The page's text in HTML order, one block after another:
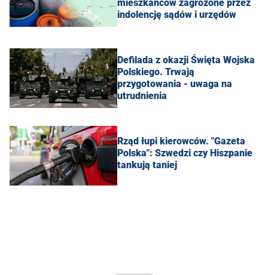
mieszkańców zagrożone przez
indolencję sądów i urzędów
Defilada z okazji Święta Wojska
Polskiego. Trwają
przygotowania - uwaga na
utrudnienia
Rząd łupi kierowców. "Gazeta
Polska": Szwedzi czy Hiszpanie
tankują taniej